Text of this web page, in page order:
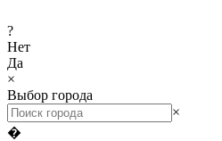
?
Нет
Да
×
Выбор города
×
�